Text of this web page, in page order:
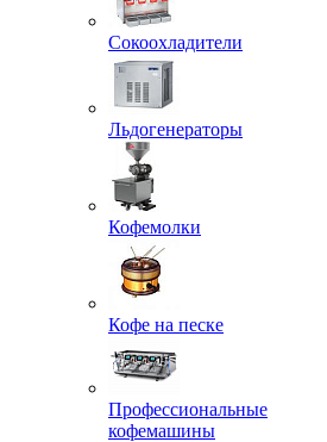
Сокоохладители
Льдогенераторы
Кофемолки
Кофе на песке
Профессиональные
кофемашины